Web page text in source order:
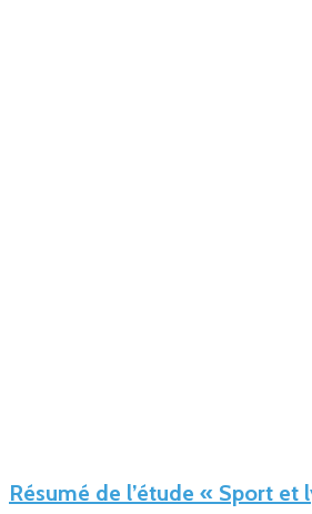
Résumé de l’étude « Sport